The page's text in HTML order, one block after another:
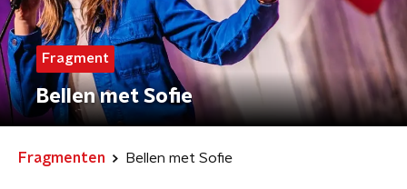
Fragment
Bellen met Sofie
Fragmenten Bellen met Sofie